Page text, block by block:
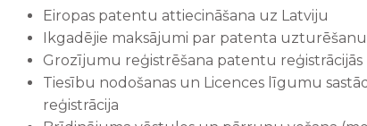
Eiropas patentu attiecināšana uz Latviju
Ikgadējie maksājumi par patenta
Grozījumu reģistrēšana patentu reģistrācijās
Tiesību nodošanas un Licences līgumu
reģistrācija